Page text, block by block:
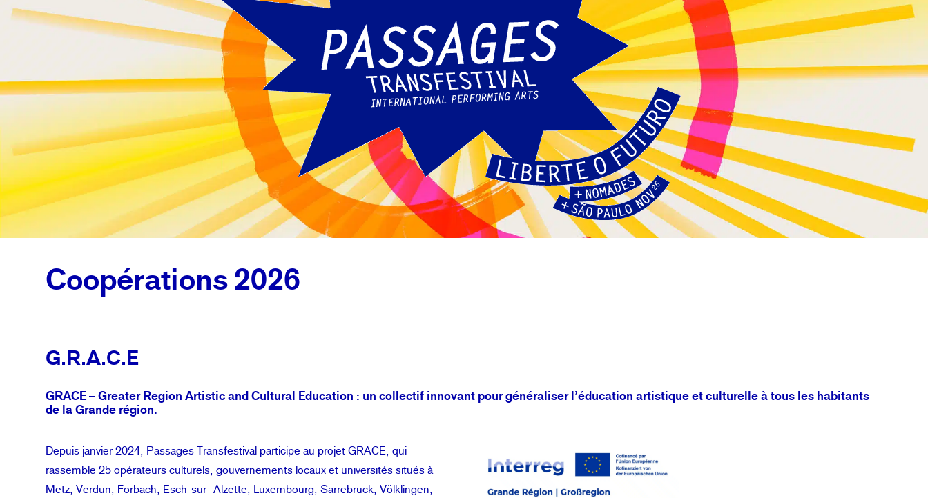
Coopérations 2026
G.R.A.C.E
GRACE – Greater Region Artistic and Cultural Education : un collectif innovant pour généraliser l’éducation artistique et culturelle à tous les habitants
de la Grande région.
Depuis janvier 2024, Passages Transfestival participe au projet GRACE, qui
rassemble 25 opérateurs culturels, gouvernements locaux et universités situés à
Metz, Verdun, Forbach, Esch-sur- Alzette, Luxembourg, Sarrebruck, Völklingen,